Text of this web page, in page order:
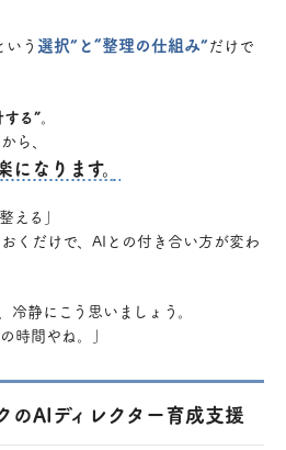
う 選択”と“整理の仕組み”だけで
る”。
ら、
になります。
える」
だけで、AIとの付き合い方が変わ
冷静にこう思いましょう。
時間やね。」
のAIディレクター育成支援